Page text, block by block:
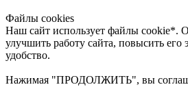
Файлы cookies
Наш сайт использует файлы cookie*.
улучшить работу сайта, повысить его
удобство.
Нажимая "ПРОДОЛЖИТЬ", вы